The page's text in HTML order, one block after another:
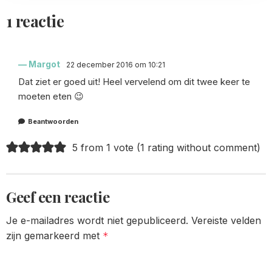
1 reactie
Margot 22 december 2016 om 10:21
Dat ziet er goed uit! Heel vervelend om dit twee keer te
moeten eten 😉
Beantwoorden
5 from 1 vote (1 rating without comment)
Geef een reactie
Je e-mailadres wordt niet gepubliceerd. Vereiste velden
zijn gemarkeerd met *